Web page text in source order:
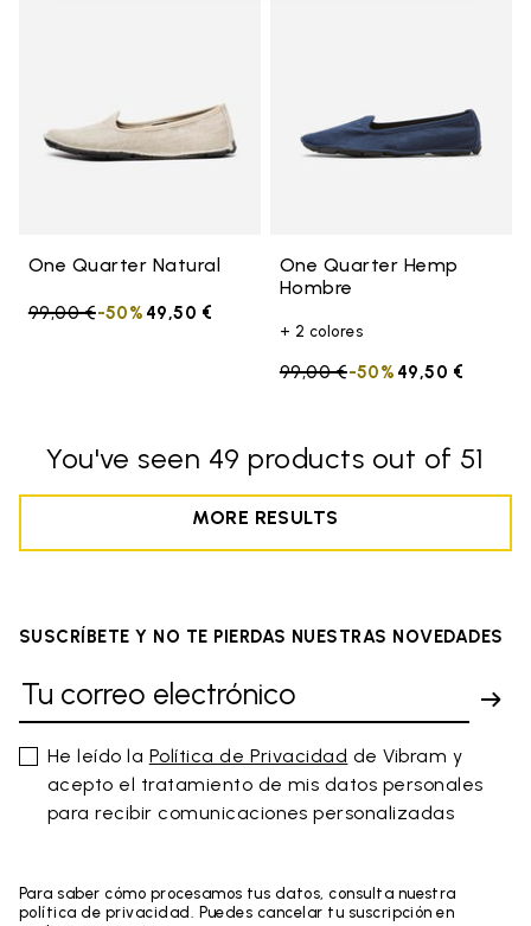
One Quarter Natural
Price reduced from
99,00 €to 49,50 €
-50%
One Quarter Hemp
Hombre
+ 2 colores
Price reduced from
99,00 €to 49,50 €
-50%
You've seen 49 products out of 51
MORE RESULTS
SUSCRÍBETE Y NO TE PIERDAS NUESTRAS NOVEDADES
He leído la Política de Privacidad de Vibram y
acepto el tratamiento de mis datos personales
para recibir comunicaciones personalizadas
Para saber cómo procesamos tus datos, consulta nuestra
política de privacidad. Puedes cancelar tu suscripción en